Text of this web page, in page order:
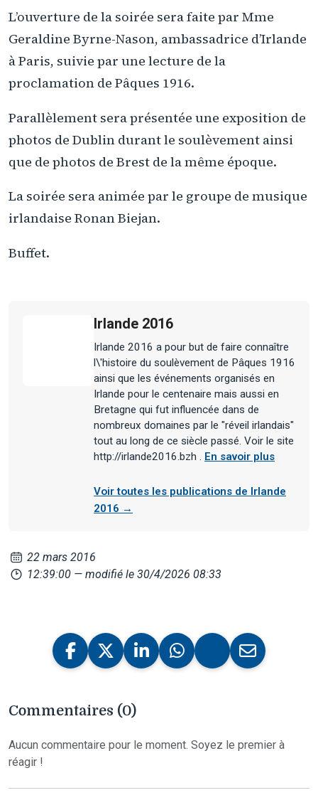
L’ouverture de la soirée sera faite par Mme
Geraldine Byrne-Nason, ambassadrice d’Irlande
à Paris, suivie par une lecture de la
proclamation de Pâques 1916.
Parallèlement sera présentée une exposition de
photos de Dublin durant le soulèvement ainsi
que de photos de Brest de la même époque.
La soirée sera animée par le groupe de musique
irlandaise Ronan Biejan.
Buffet.
Irlande 2016
Irlande 2016 a pour but de faire connaître
l\'histoire du soulèvement de Pâques 1916
ainsi que les événements organisés en
Irlande pour le centenaire mais aussi en
Bretagne qui fut influencée dans de
nombreux domaines par le "réveil irlandais"
tout au long de ce siècle passé. Voir le site
http://irlande2016.bzh . En savoir plus
Voir toutes les publications de Irlande
2016 →
22 mars 2016
12:39:00 — modifié le 30/4/2026 08:33
Commentaires (0)
Aucun commentaire pour le moment. Soyez le premier à
réagir !